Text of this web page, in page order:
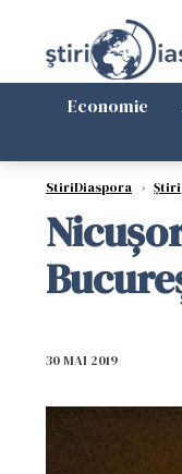
Economie
StiriDiaspora › Știri
30 MAI 2019